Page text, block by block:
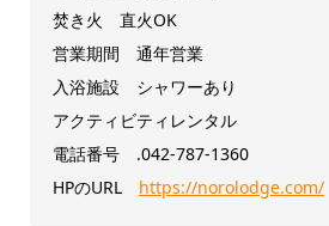
焚き火 直火OK
営業期間 通年営業
入浴施設 シャワーあり
アクティビティレンタル
電話番号 .042-787-1360
HPのURL https://norolodge.com/